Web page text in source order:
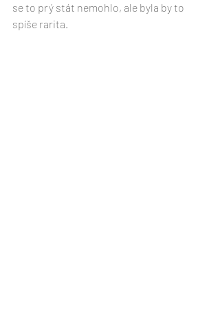
se to prý stát nemohlo, ale byla by to
spíše rarita.